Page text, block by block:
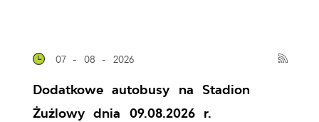
07 - 08 - 2026
Dodatkowe autobusy na Stadion
Żużlowy dnia 09.08.2026 r.